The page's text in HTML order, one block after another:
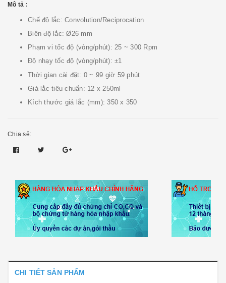
Mô tả :
Chế độ lắc: Convolution/Reciprocation
Biên độ lắc: Ø26 mm
Phạm vi tốc độ (vòng/phút): 25 ~ 300 Rpm
Độ nhạy tốc độ (vòng/phút): ±1
Thời gian cài đặt: 0 ~ 99 giờ 59 phút
Giá lắc tiêu chuẩn: 12 x 250ml
Kích thước giá lắc (mm): 350 x 350
Chia sẻ:
CHI TIẾT SẢN PHẨM